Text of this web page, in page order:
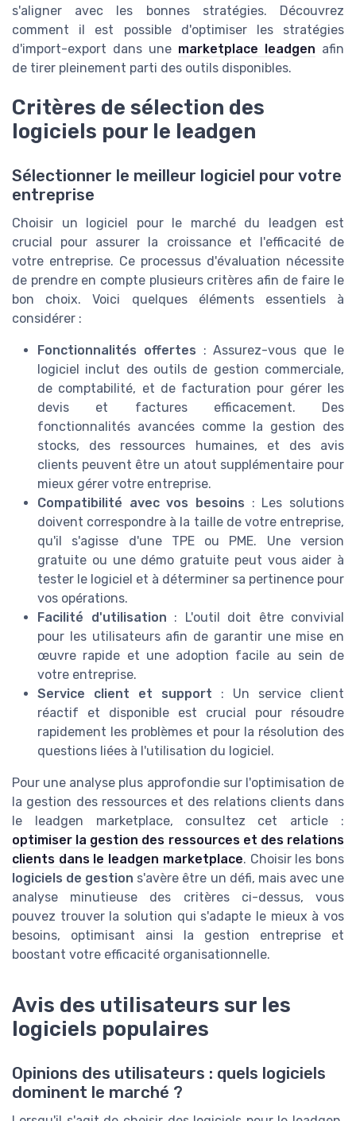
s'aligner avec les bonnes stratégies. Découvrez
comment il est possible d'optimiser les stratégies
d'import-export dans une marketplace leadgen afin
de tirer pleinement parti des outils disponibles.
Critères de sélection des
logiciels pour le leadgen
Sélectionner le meilleur logiciel pour votre
entreprise
Choisir un logiciel pour le marché du leadgen est
crucial pour assurer la croissance et l'efficacité de
votre entreprise. Ce processus d'évaluation nécessite
de prendre en compte plusieurs critères afin de faire le
bon choix. Voici quelques éléments essentiels à
considérer :
Fonctionnalités offertes : Assurez-vous que le
logiciel inclut des outils de gestion commerciale,
de comptabilité, et de facturation pour gérer les
devis et factures efficacement. Des
fonctionnalités avancées comme la gestion des
stocks, des ressources humaines, et des avis
clients peuvent être un atout supplémentaire pour
mieux gérer votre entreprise.
Compatibilité avec vos besoins : Les solutions
doivent correspondre à la taille de votre entreprise,
qu'il s'agisse d'une TPE ou PME. Une version
gratuite ou une démo gratuite peut vous aider à
tester le logiciel et à déterminer sa pertinence pour
vos opérations.
Facilité d'utilisation : L'outil doit être convivial
pour les utilisateurs afin de garantir une mise en
œuvre rapide et une adoption facile au sein de
votre entreprise.
Service client et support : Un service client
réactif et disponible est crucial pour résoudre
rapidement les problèmes et pour la résolution des
questions liées à l'utilisation du logiciel.
Pour une analyse plus approfondie sur l'optimisation de
la gestion des ressources et des relations clients dans
le leadgen marketplace, consultez cet article :
optimiser la gestion des ressources et des relations
clients dans le leadgen marketplace. Choisir les bons
logiciels de gestion s'avère être un défi, mais avec une
analyse minutieuse des critères ci-dessus, vous
pouvez trouver la solution qui s'adapte le mieux à vos
besoins, optimisant ainsi la gestion entreprise et
boostant votre efficacité organisationnelle.
Avis des utilisateurs sur les
logiciels populaires
Opinions des utilisateurs : quels logiciels
dominent le marché ?